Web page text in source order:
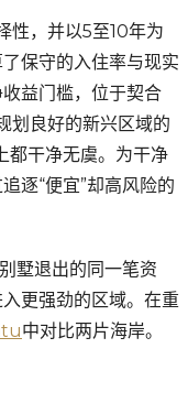
性，并以5至10年为
保守的入住率与现实
益门槛，位于契合
划良好的新兴区域的
都干净无虞。为干净
逐“便宜”却高风险的
墅退出的同一笔资
更强劲的区域。在重
中对比两片海岸。